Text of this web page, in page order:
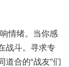
情绪。当你感
战斗。寻求专
道合的“战友”们